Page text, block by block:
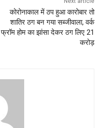
कोरोनाकाल में ठप हुआ कारोबार तो
शातिर ठग बन गया सब्जीवाला, वर्क
फ्रॉम होम का झांसा देकर ठग लिए 21
करोड़